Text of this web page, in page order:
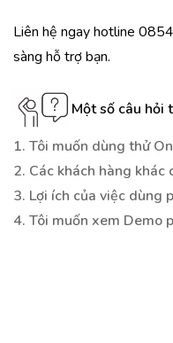
Liên hệ ngay hotline
sàng hỗ trợ bạn.
Một số câu hỏi
1. Tôi muốn dùng thử
2. Các khách hàng khác
3. Lợi ích của việc dùng
4. Tôi muốn xem Demo